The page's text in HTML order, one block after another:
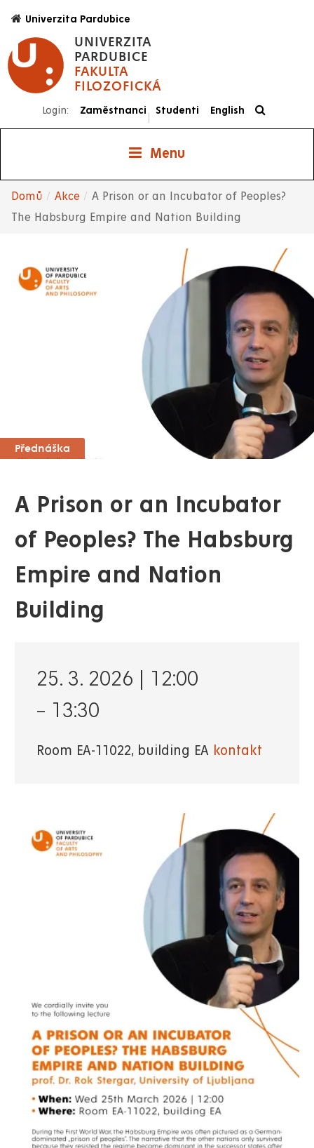
hlavnímu
obsahu
UNIVERZITA
PARDUBICE
FAKULTA
FILOZOFICKÁ
Univerzita Pardubice
Login: Zaměstnanci
|
Studenti English
Menu
Drobečková
Domů Akce
A Prison or an Incubator of Peoples?
The Habsburg Empire and Nation Building
Přednáška
A Prison or an Incubator
of Peoples? The Habsburg
Empire and Nation
Building
25. 3. 2026 | 12:00
– 13:30
Room EA-11022, building EA kontakt